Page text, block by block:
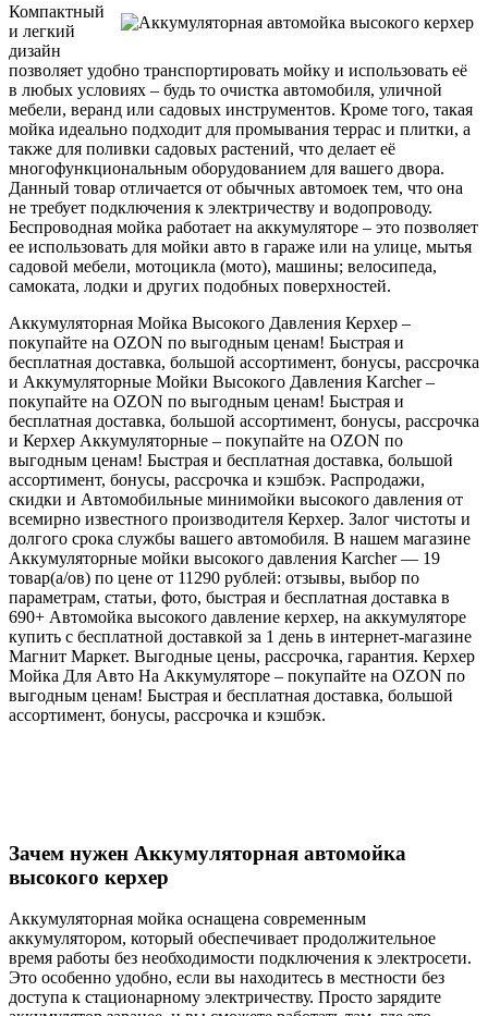
Компактный
и легкий
дизайн
позволяет удобно транспортировать мойку и использовать её
в любых условиях – будь то очистка автомобиля, уличной
мебели, веранд или садовых инструментов. Кроме того, такая
мойка идеально подходит для промывания террас и плитки, а
также для поливки садовых растений, что делает её
многофункциональным оборудованием для вашего двора.
Данный товар отличается от обычных автомоек тем, что она
не требует подключения к электричеству и водопроводу.
Беспроводная мойка работает на аккумуляторе – это позволяет
ее использовать для мойки авто в гараже или на улице, мытья
садовой мебели, мотоцикла (мото), машины; велосипеда,
самоката, лодки и других подобных поверхностей.
Аккумуляторная Мойка Высокого Давления Керхер –
покупайте на OZON по выгодным ценам! Быстрая и
бесплатная доставка, большой ассортимент, бонусы, рассрочка
и Аккумуляторные Мойки Высокого Давления Karcher –
покупайте на OZON по выгодным ценам! Быстрая и
бесплатная доставка, большой ассортимент, бонусы, рассрочка
и Керхер Аккумуляторные – покупайте на OZON по
выгодным ценам! Быстрая и бесплатная доставка, большой
ассортимент, бонусы, рассрочка и кэшбэк. Распродажи,
скидки и Автомобильные минимойки высокого давления от
всемирно известного производителя Керхер. Залог чистоты и
долгого срока службы вашего автомобиля. В нашем магазине
Аккумуляторные мойки высокого давления Karcher — 19
товар(а/ов) по цене от 11290 рублей: отзывы, выбор по
параметрам, статьи, фото, быстрая и бесплатная доставка в
690+ Автомойка высокого давление керхер, на аккумуляторе
купить с бесплатной доставкой за 1 день в интернет-магазине
Магнит Маркет. Выгодные цены, рассрочка, гарантия. Керхер
Мойка Для Авто На Аккумуляторе – покупайте на OZON по
выгодным ценам! Быстрая и бесплатная доставка, большой
ассортимент, бонусы, рассрочка и кэшбэк.
Зачем нужен Аккумуляторная автомойка
высокого керхер
Аккумуляторная мойка оснащена современным
аккумулятором, который обеспечивает продолжительное
время работы без необходимости подключения к электросети.
Это особенно удобно, если вы находитесь в местности без
доступа к стационарному электричеству. Просто зарядите